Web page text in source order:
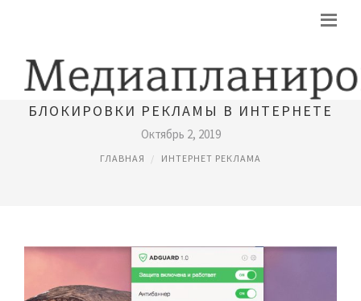
СКАЧАТЬ ПРОГРАММУ ДЛЯ
БЛОКИРОВКИ РЕКЛАМЫ В ИНТЕРНЕТЕ
Октябрь 2, 2019
ГЛАВНАЯ ИНТЕРНЕТ РЕКЛАМА